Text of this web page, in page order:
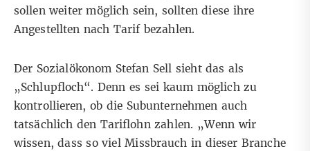
sollen weiter möglich sein, sollten diese ihre
Angestellten nach Tarif bezahlen.
Der Sozialökonom Stefan Sell sieht das als
„Schlupfloch“. Denn es sei kaum möglich zu
kontrollieren, ob die Subunternehmen auch
tatsächlich den Tariflohn zahlen. „Wenn wir
wissen, dass so viel Missbrauch in dieser Branche